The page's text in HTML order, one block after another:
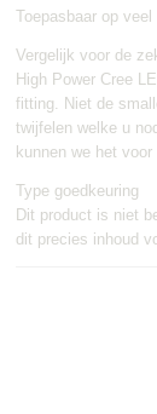
Toepasbaar op
Vergelijk voor de
High Power Cree
fitting. Niet de
twijfelen welke u
kunnen we het
Type goedkeuring
Dit product is niet
dit precies inhoud